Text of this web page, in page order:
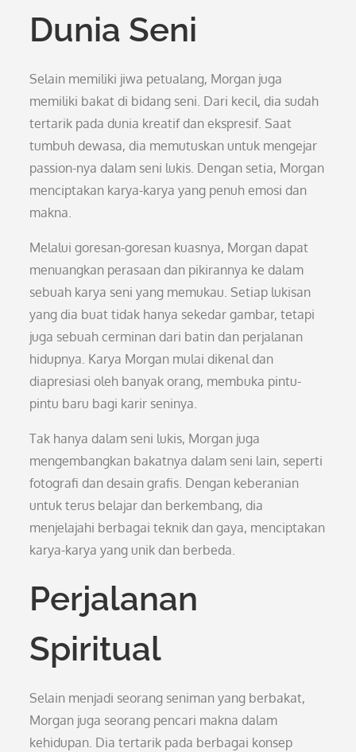
Dunia Seni
Selain memiliki jiwa petualang, Morgan juga
memiliki bakat di bidang seni. Dari kecil, dia sudah
tertarik pada dunia kreatif dan ekspresif. Saat
tumbuh dewasa, dia memutuskan untuk mengejar
passion-nya dalam seni lukis. Dengan setia, Morgan
menciptakan karya-karya yang penuh emosi dan
makna.
Melalui goresan-goresan kuasnya, Morgan dapat
menuangkan perasaan dan pikirannya ke dalam
sebuah karya seni yang memukau. Setiap lukisan
yang dia buat tidak hanya sekedar gambar, tetapi
juga sebuah cerminan dari batin dan perjalanan
hidupnya. Karya Morgan mulai dikenal dan
diapresiasi oleh banyak orang, membuka pintu-
pintu baru bagi karir seninya.
Tak hanya dalam seni lukis, Morgan juga
mengembangkan bakatnya dalam seni lain, seperti
fotografi dan desain grafis. Dengan keberanian
untuk terus belajar dan berkembang, dia
menjelajahi berbagai teknik dan gaya, menciptakan
karya-karya yang unik dan berbeda.
Perjalanan
Spiritual
Selain menjadi seorang seniman yang berbakat,
Morgan juga seorang pencari makna dalam
kehidupan. Dia tertarik pada berbagai konsep